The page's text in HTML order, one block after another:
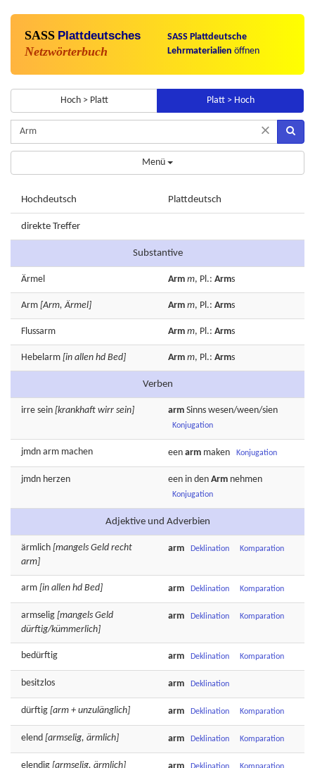
SASS Plattdeutsches
Netzwörterbuch
SASS Plattdeutsche
Lehrmaterialien öffnen
Hoch > Platt Platt > Hoch
×
Menü
Hochdeutsch Plattdeutsch
direkte Treffer
Substantive
Ärmel Arm m, Pl.: Arms
Arm [Arm, Ärmel] Arm m, Pl.: Arms
Flussarm Arm m, Pl.: Arms
Hebelarm [in allen hd Bed] Arm m, Pl.: Arms
Verben
irre sein [krankhaft wirr sein] arm Sinns wesen/ween/sien
Konjugation
jmdn arm machen een arm maken Konjugation
jmdn herzen een in den Arm nehmen
Konjugation
Adjektive und Adverbien
ärmlich [mangels Geld recht
arm]
arm Deklination Komparation
arm [in allen hd Bed] arm Deklination Komparation
armselig [mangels Geld
dürftig/kümmerlich]
arm Deklination Komparation
bedürftig arm Deklination Komparation
besitzlos arm Deklination
dürftig [arm + unzulänglich] arm Deklination Komparation
elend [armselig, ärmlich] arm Deklination Komparation
elendig [armselig, ärmlich]